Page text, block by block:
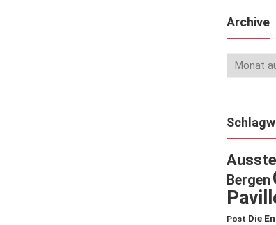
Archive
Bergen
Post Die